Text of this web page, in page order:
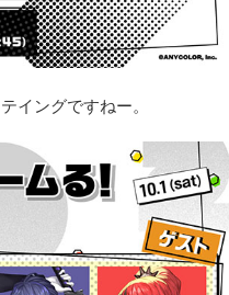
イングですねー。